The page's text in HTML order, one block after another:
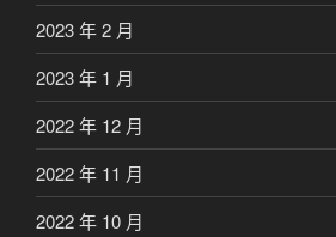
2023 年 2 月
2023 年 1 月
2022 年 12 月
2022 年 11 月
2022 年 10 月